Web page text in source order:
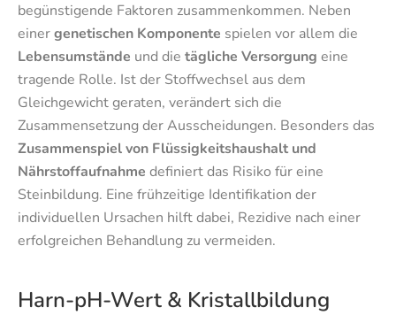
begünstigende Faktoren zusammenkommen. Neben
einergenetischen Komponente spielen vor allem die
Lebensumstände und die tägliche Versorgung eine
tragende Rolle. Ist der Stoffwechsel aus dem
Gleichgewicht geraten, verändert sich die
Zusammensetzung der Ausscheidungen. Besonders das
Zusammenspiel von Flüssigkeitshaushalt und
Nährstoffaufnahme definiert das Risiko für eine
Steinbildung. Eine frühzeitige Identifikation der
individuellen Ursachen hilft dabei, Rezidive nach einer
erfolgreichen Behandlung zu vermeiden.
Harn-pH-Wert & Kristallbildung